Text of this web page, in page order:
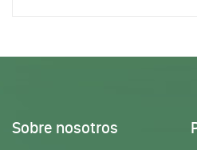
Sobre nosotros